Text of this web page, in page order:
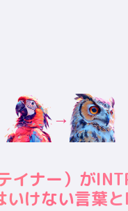
→
イナー）が
いけない言葉